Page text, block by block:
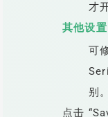
才
其他设置
可
别。
点击